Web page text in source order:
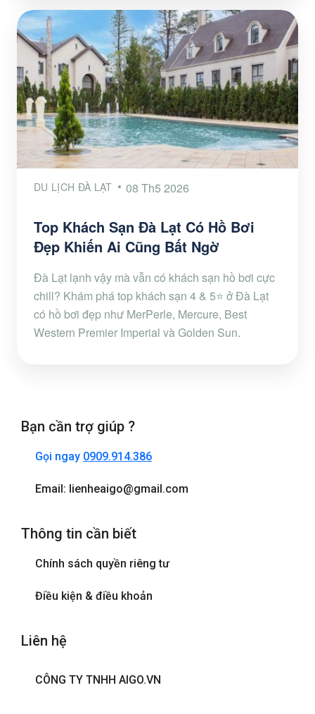
DU LỊCH ĐÀ LẠT 08 Th5 2026
Top Khách Sạn Đà Lạt Có Hồ Bơi
Đẹp Khiến Ai Cũng Bất Ngờ
Đà Lạt lạnh vậy mà vẫn có khách sạn hồ bơi cực
chill? Khám phá top khách sạn 4 & 5⭐ ở Đà Lạt
có hồ bơi đẹp như MerPerle, Mercure, Best
Western Premier Imperial và Golden Sun.
Bạn cần trợ giúp ?
Gọi ngay 0909.914.386
Email: lienheaigo@gmail.com
Thông tin cần biết
Chính sách quyền riêng tư
Điều kiện & điều khoản
Liên hệ
CÔNG TY TNHH AIGO.VN